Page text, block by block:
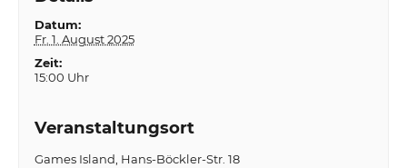
Datum:
Fr. 1. August 2025
Zeit:
15:00 Uhr
Veranstaltungsort
Games Island, Hans-Böckler-Str. 18